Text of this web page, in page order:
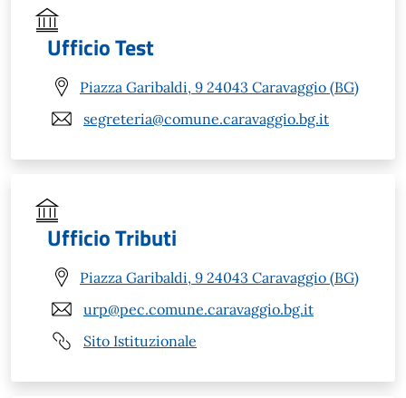
Ufficio Test
Piazza Garibaldi, 9 24043 Caravaggio (BG)
segreteria@comune.caravaggio.bg.it
Ufficio Tributi
Piazza Garibaldi, 9 24043 Caravaggio (BG)
urp@pec.comune.caravaggio.bg.it
Sito Istituzionale